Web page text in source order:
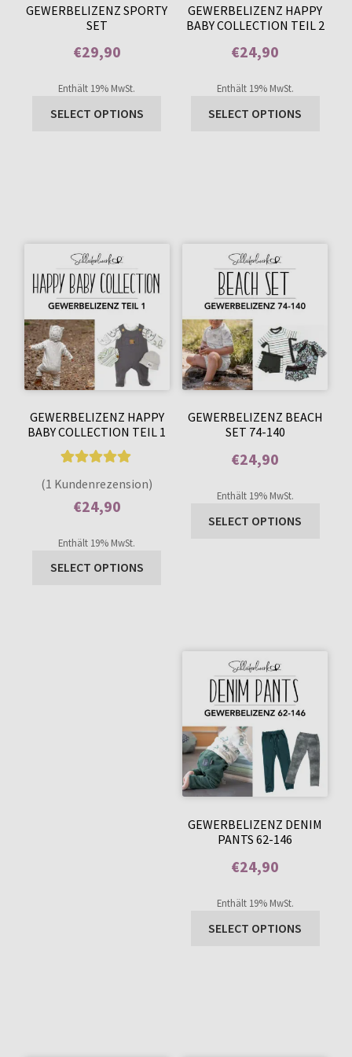
GEWERBELIZENZ SPORTY
SET
€29,90
Enthält 19% MwSt.
SELECT OPTIONS
GEWERBELIZENZ HAPPY
BABY COLLECTION TEIL 2
€24,90
Enthält 19% MwSt.
SELECT OPTIONS
GEWERBELIZENZ HAPPY
BABY COLLECTION TEIL 1
basierend auf
(1 Kundenrezension)
€24,90
Enthält 19% MwSt.
SELECT OPTIONS
GEWERBELIZENZ BEACH
SET 74-140
€24,90
Enthält 19% MwSt.
SELECT OPTIONS
GEWERBELIZENZ DENIM
PANTS 62-146
€24,90
Enthält 19% MwSt.
SELECT OPTIONS